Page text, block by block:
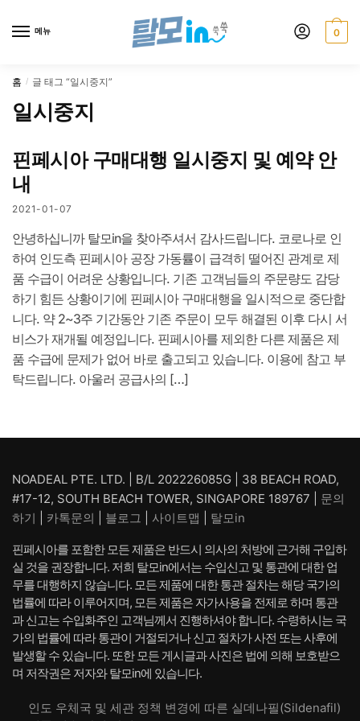
메뉴 0
홈 / 글 태그 “일시중지”
일시중지
핀페시아 구매대행 일시중지 및 예약 안
내​
2021-01-07
안녕하십니까 탈모in을 찾아주셔서 감사드립니다. 코로나로 인
하여 인도측 핀페시아 공장 가동률이 급격히 떨어진 관계로 제
품 수급이 어려운 상황입니다. 기존 고객님들의 주문량도 감당
하기 힘든 상황이기에 핀페시아 구매대행을 일시적으로 중단합
니다. 약 2~3주 기간동안 기존 주문이 모두 해결된 이후 다시 서
비스가 재개될 예정입니다. 핀페시아를 제외한 다른 제품은 제
품 수급에 문제가 없어 바로 출고되고 있습니다. 이용에 참고 부
탁드립니다. 아울러 공급사의 […]
NOADEAL PTE. LTD. | B/L 202226085G | 38 BEACH ROAD,
#17-12, SOUTH BEACH TOWER, SINGAPORE 189767 | 문의
하기
카톡문의 블로그 사이트맵 탈모in
핀페시아를 포함한 모든 제품은 반드시 의사의 처방에 근거해 구입하
실 것을 권장합니다. 저희 탈모in에서는 수입신고 및 통관에 대한 업
무를 대행하지 않습니다. 모든 제품에 대한 통관 절차는 해당 국가의
법률에 따라 이루어지며, 모든 제품은 자가사용을 전제로 하며 통관
과 신고는 수입화주인 고객님께서 진행하셔야 합니다. 수령하시는 국
가의 법률에 따라 통관이 거절되거나 신고 절차가 사전 또는 사후에
발생할 수 있습니다. 또한 모든 게시글과 사진은 법에 의해 보호받으
며 저작권은 저자와 탈모in에 있습니다.
인도 우체국 및 세관 정책 변경에 따른 실데나필(Sildenafil)